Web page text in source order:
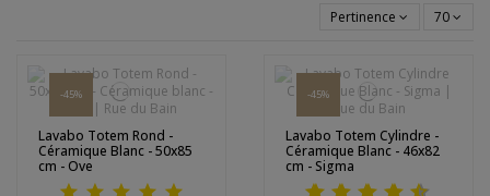
Pertinence 70
-45%
Lavabo Totem Rond -
Céramique Blanc - 50x85
cm - Ove
-45%
Lavabo Totem Cylindre -
Céramique Blanc - 46x82
cm - Sigma